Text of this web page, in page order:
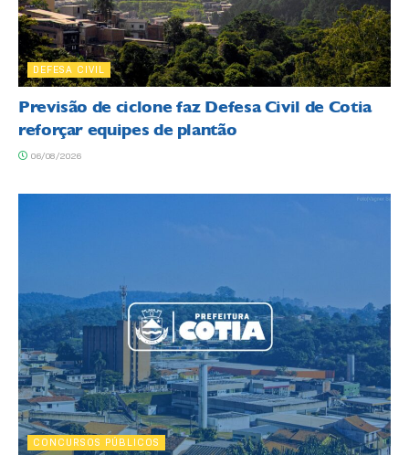
DEFESA CIVIL
Previsão de ciclone faz Defesa Civil de Cotia
reforçar equipes de plantão
06/08/2026
CONCURSOS PÚBLICOS